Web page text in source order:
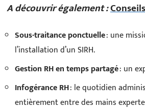
A découvrir également :
Sous-traitance ponctuelle: une
l’installation d’un SIRH.
Gestion RH en temps partagé: un
Infogérance RH: le quotidien
entièrement entre des mains